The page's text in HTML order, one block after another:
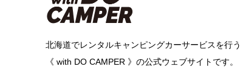
北海道でレンタルキャンピングカーサービスを行う
《 with DO CAMPER 》の公式ウェブサイトです。